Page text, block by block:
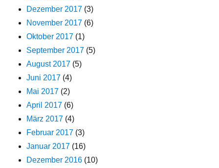
Dezember 2017 (3)
November 2017 (6)
Oktober 2017 (1)
September 2017 (5)
August 2017 (5)
Juni 2017 (4)
Mai 2017 (2)
April 2017 (6)
März 2017 (4)
Februar 2017 (3)
Januar 2017 (16)
Dezember 2016 (10)